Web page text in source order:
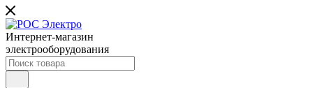
Интернет-магазин
электрооборудования